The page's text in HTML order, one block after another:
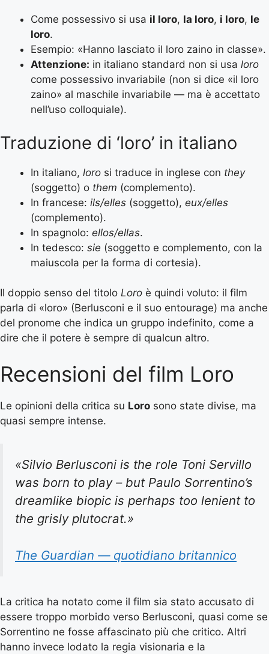
Come possessivo si usa il loro, la loro, i loro, le
loro.
Esempio: «Hanno lasciato il loro zaino in classe».
Attenzione: in italiano standard non si usa loro
come possessivo invariabile (non si dice «il loro
zaino» al maschile invariabile — ma è accettato
nell’uso colloquiale).
Traduzione di ‘loro’ in italiano
In italiano, loro si traduce in inglese con they
(soggetto) o them (complemento).
In francese: ils/elles (soggetto), eux/elles
(complemento).
In spagnolo: ellos/ellas.
In tedesco: sie (soggetto e complemento, con la
maiuscola per la forma di cortesia).
Il doppio senso del titolo Loro è quindi voluto: il film
parla di «loro» (Berlusconi e il suo entourage) ma anche
del pronome che indica un gruppo indefinito, come a
dire che il potere è sempre di qualcun altro.
Recensioni del film Loro
Le opinioni della critica su Loro sono state divise, ma
quasi sempre intense.
«Silvio Berlusconi is the role Toni Servillo
was born to play – but Paulo Sorrentino’s
dreamlike biopic is perhaps too lenient to
the grisly plutocrat.»
The Guardian — quotidiano britannico
La critica ha notato come il film sia stato accusato di
essere troppo morbido verso Berlusconi, quasi come se
Sorrentino ne fosse affascinato più che critico. Altri
hanno invece lodato la regia visionaria e la